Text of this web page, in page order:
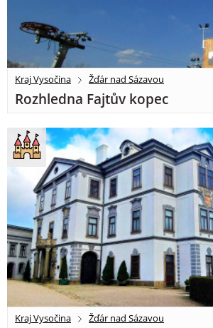
Kraj Vysočina Žďár nad Sázavou
Rozhledna Fajtův kopec
Kraj Vysočina Žďár nad Sázavou